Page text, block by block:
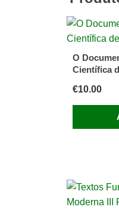
O
Científica
€10.00